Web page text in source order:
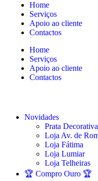
Home
Serviços
Apoio ao cliente
Contactos
Home
Serviços
Apoio ao cliente
Contactos
Novidades
Prata Decorativa
Loja Av. de
Loja Fátima
Loja Lumiar
Loja Telheiras
🏆 Compro Ouro 🏆